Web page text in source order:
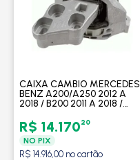
CAIXA CAMBIO MERCEDES
BENZ A200/A250 2012 A
2018 / B200 2011 A 2018 /
2013 A 2019 /
GLA200/GLA250 -
LEMFORDER
R$ 14.17020
NO PIX
R$ 14.916,00 no cartão